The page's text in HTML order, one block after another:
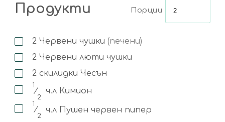
Продукти Порции
2 Червени чушки (печени)
2 Червени люти чушки
2 скилидки Чесън
1
⁄
2
ч.л Кимион
1
⁄
2
ч.л Пушен червен пипер